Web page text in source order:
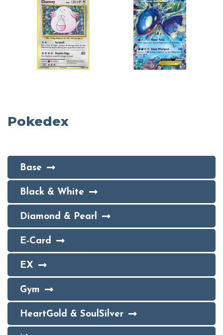
Pokedex
Base
Black & White
Diamond & Pearl
E-Card
EX
Gym
HeartGold & SoulSilver